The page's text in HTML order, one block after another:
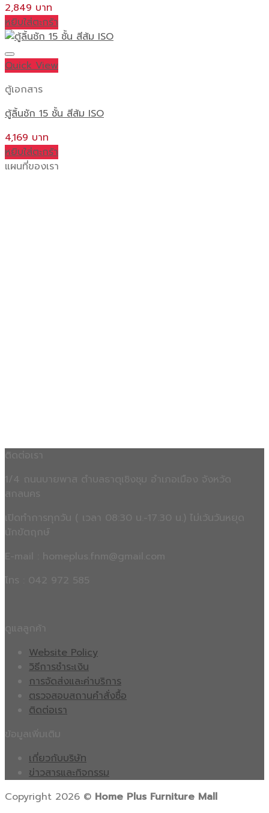
2,849
หยิบใส่ตะกร้า
Quick View
ตู้เอกสาร
ตู้ลิ้นชัก 15 ชั้น สีส้ม ISO
4,169
หยิบใส่ตะกร้า
แผนที่ของเรา
1/4 ถนนบายพาส ตำบลธาตุเชิงชุม อำเภอเมือง จังหวัด
เปิดทำการทุกวัน ( เวลา 08:30 น.-17.30 น.) ไม่เว้นวันหยุด
E-mail : homeplus.fnm@gmail.com
โทร : 042 972 585
Website Policy
วิธีการชำระเงิน
การจัดส่งและค่าบริการ
ตรวจสอบสถานคำสั่งซื้อ
ติดต่อเรา
เกี่ยวกับบริษัท
ข่าวสารและกิจกรรม
Copyright 2026 © Home Plus Furniture Mall